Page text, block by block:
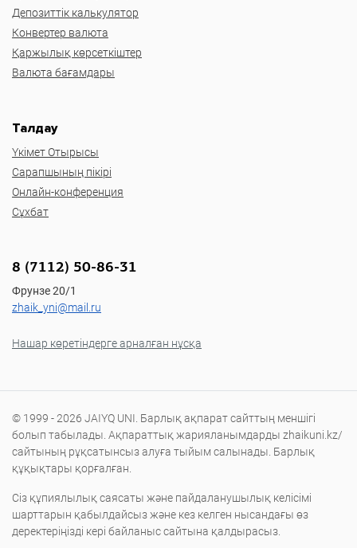
Депозиттік калькулятор
Конвертер валюта
Қаржылық көрсеткіштер
Валюта бағамдары
Талдау
Үкімет Отырысы
Сарапшының пікірі
Онлайн-конференция
Сұхбат
8 (7112) 50-86-31
Фрунзе 20/1
zhaik_yni@mail.ru
Нашар көретіндерге арналған нұсқа
© 1999 - 2026 JAIYQ UNI. Барлық ақпарат сайттың меншігі
болып табылады. Ақпараттық жарияланымдарды zhaikuni.kz/
сайтының рұқсатынсыз алуға тыйым салынады. Барлық
құқықтары қорғалған.
Сіз құпиялылық саясаты және пайдаланушылық келісімі
шарттарын қабылдайсыз және кез келген нысандағы өз
деректеріңізді кері байланыс сайтына қалдырасыз.